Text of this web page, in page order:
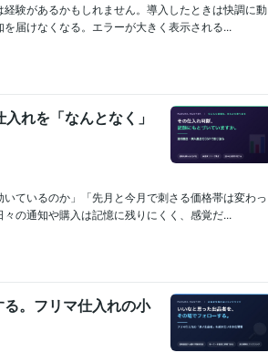
験があるかもしれません。導入したときは快調に動
届けなくなる。エラーが大きく表示される...
れを「なんとなく」
ているのか」「先月と今月で刺さる価格帯は変わっ
の通知や購入は記憶に残りにくく、感覚だ...
。フリマ仕入れの小